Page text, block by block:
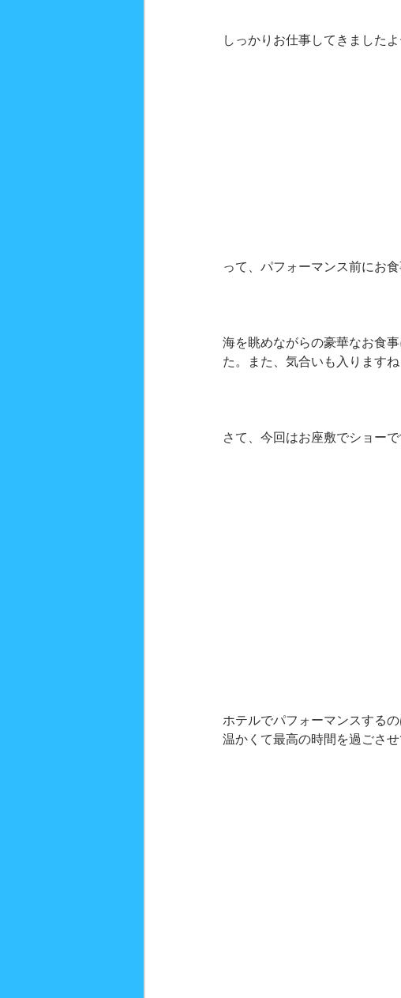
しっかりお仕事してきましたよ
って、パフォーマンス前にお
海を眺めながらの豪華なお食
た。また、気合いも入りますね
さて、今回はお座敷でショー
ホテルでパフォーマンスする
温かくて最高の時間を過ごさ